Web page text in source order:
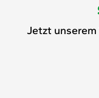
Jetzt